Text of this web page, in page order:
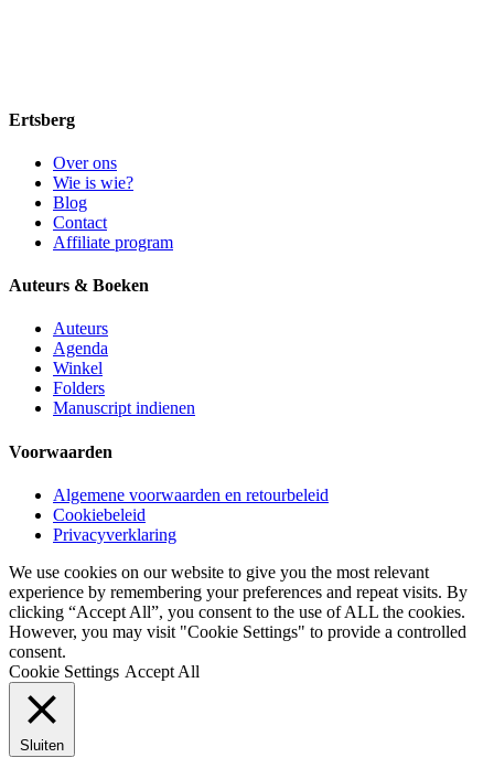
Ertsberg
Over ons
Wie is wie?
Blog
Contact
Affiliate program
Auteurs & Boeken
Auteurs
Agenda
Winkel
Folders
Manuscript indienen
Voorwaarden
Algemene voorwaarden en retourbeleid
Cookiebeleid
Privacyverklaring
We use cookies on our website to give you the most relevant
experience by remembering your preferences and repeat visits. By
clicking “Accept All”, you consent to the use of ALL the cookies.
However, you may visit "Cookie Settings" to provide a controlled
consent.
Cookie Settings Accept All
Sluiten